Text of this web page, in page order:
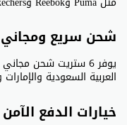
شحن سريع ومجاني
يوفر 6 ستريت شحن
العربية السعودية
خيارات الدفع الآمن